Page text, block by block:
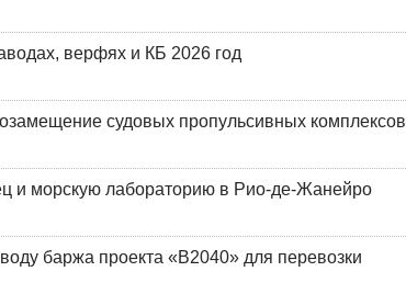
верфях и КБ 2026 год
судовых пропульсивных комплексов
и морскую лабораторию в Рио-де-Жанейро
баржа проекта «В2040» для перевозки